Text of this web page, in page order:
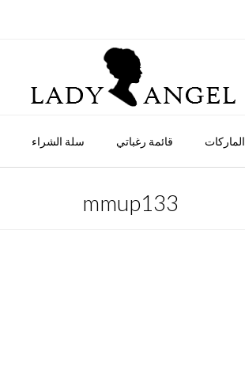
سلة الشراء قائمة رغباتي الماركات
mmup133